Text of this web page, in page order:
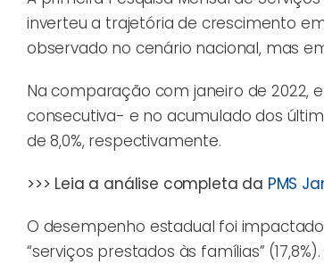
inverteu a trajetória de crescimento
observado no cenário nacional, mas
Na comparação com janeiro de 2022,
consecutiva- e no acumulado dos
de 8,0%, respectivamente.
>>> Leia a análise completa da PMS
O desempenho estadual foi
“serviços prestados às famílias”